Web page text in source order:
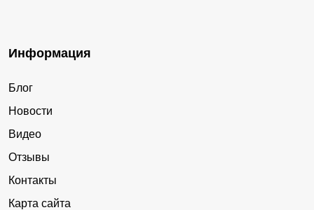
Информация
Блог
Новости
Видео
Отзывы
Контакты
Карта сайта